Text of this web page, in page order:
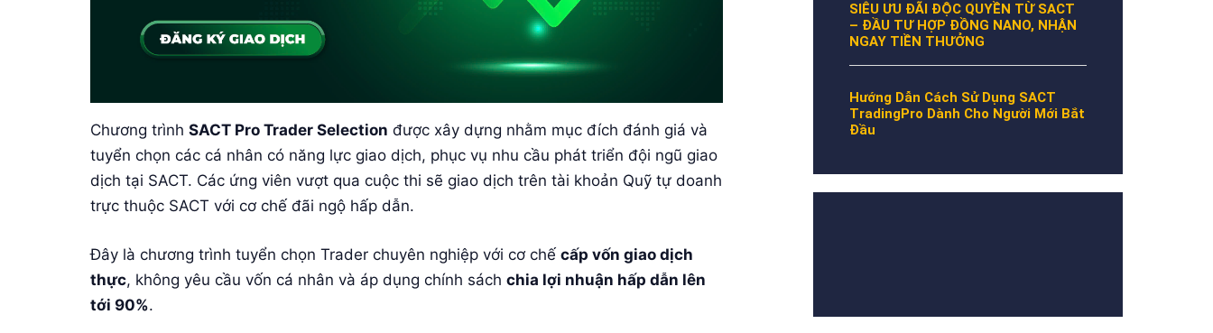
Chương trình SACT Pro Trader Selection được xây dựng nhằm mục đích đánh giá và
tuyển chọn các cá nhân có năng lực giao dịch, phục vụ nhu cầu phát triển đội ngũ giao
dịch tại SACT. Các ứng viên vượt qua cuộc thi sẽ giao dịch trên tài khoản Quỹ tự doanh
trực thuộc SACT với cơ chế đãi ngộ hấp dẫn.
Đây là chương trình tuyển chọn Trader chuyên nghiệp với cơ chế cấp vốn giao dịch
thực, không yêu cầu vốn cá nhân và áp dụng chính sách chia lợi nhuận hấp dẫn lên
tới 90%.
SIÊU ƯU ĐÃI ĐỘC QUYỀN TỪ SACT
– ĐẦU TƯ HỢP ĐỒNG NANO, NHẬN
NGAY TIỀN THƯỞNG
Hướng Dẫn Cách Sử Dụng SACT
TradingPro Dành Cho Người Mới Bắt
Đầu